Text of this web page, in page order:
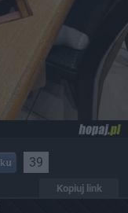
39
Kopiuj link